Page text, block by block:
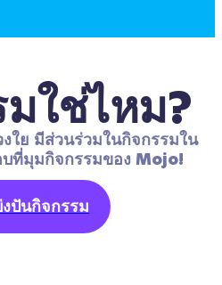
ใช่ไหม?
ใย มีส่วนร่วมในกิจกรรมใน
ที่มุมกิจกรรมของ Mojo!
ปันกิจกรรม